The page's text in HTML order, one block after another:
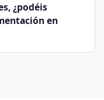
¿podéis
en